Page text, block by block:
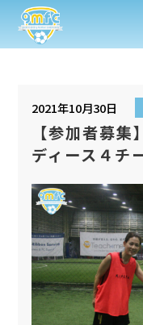
2021年10月30日
【参加者募
ディース４チ